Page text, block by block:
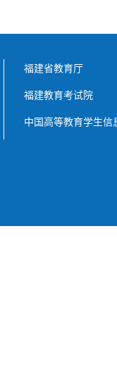
福建省教育厅
福建教育考试院
中国高等教育学生信